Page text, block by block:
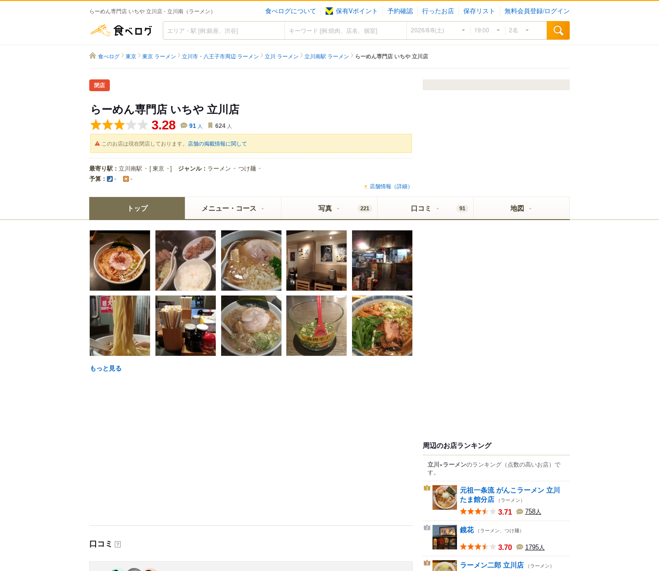
らーめん専門店 いちや 立川店 - 立川南（ラーメン） 食べログについて 保有Vポイント 予約確認 行ったお店 保存リスト 無料会員登録/ログイン
食べログ
食べログ 東京 東京 ラーメン 立川市・八王子市周辺 ラーメン 立川 ラーメン 立川南駅 ラーメン らーめん専門店 いちや 立川店
閉店
らーめん専門店 いちや 立川店
3.28 91 人 624 人
このお店は現在閉店しております。 店舗の掲載情報に関して
最寄り駅： 立川南駅 [東京 ] ジャンル： ラーメン つけ麺
予算： - -
店舗情報（詳細）
トップ メニュー・コース 写真 221 口コミ 91 地図
もっと見る
口コミ ？
周辺のお店ランキング
立川×ラーメンのランキング （点数の高いお店） で
す。
1
元祖一条流 がんこラーメン 立川
たま館分店 （ラーメン）
3.71 758人
2 鏡花 （ラーメン、つけ麺）
3.70 1795人
3 ラーメン二郎 立川店 （ラーメン）